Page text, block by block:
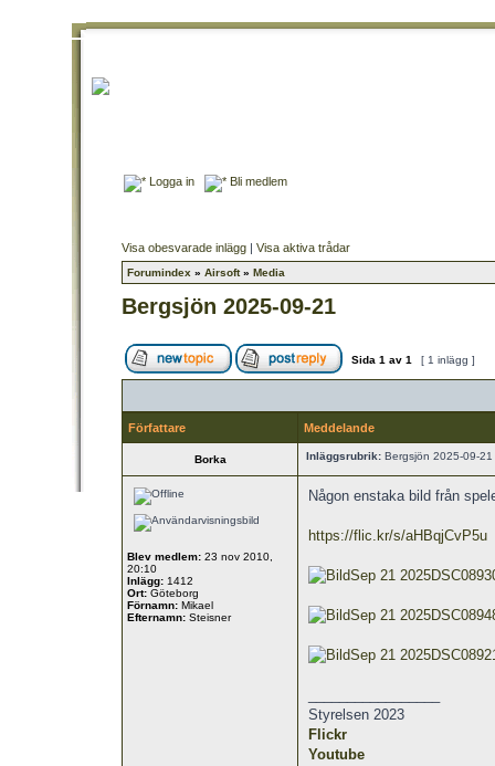
Logga in Bli medlem
Visa obesvarade inlägg | Visa aktiva trådar
Forumindex » Airsoft» Media
Bergsjön 2025-09-21
Sida 1 av 1 [ 1 inlägg ]
Författare Meddelande
Borka Inläggsrubrik: Bergsjön 2025-09-21
Blev medlem: 23 nov 2010,
20:10
Inlägg: 1412
Ort: Göteborg
Förnamn: Mikael
Efternamn: Steisner
Någon enstaka bild från
https://flic.kr/s/aHBqjCvP5u
Sep 21
Sep 21
Sep 21
Styrelsen 2023
Flickr
Youtube